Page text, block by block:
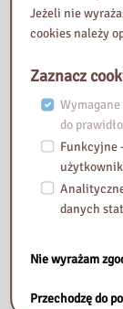
Nasza
Jeżeli nie
cookies należy
Zaznacz
do
Funkcyjne
danych
Nie wyrażam
Przechodzę do